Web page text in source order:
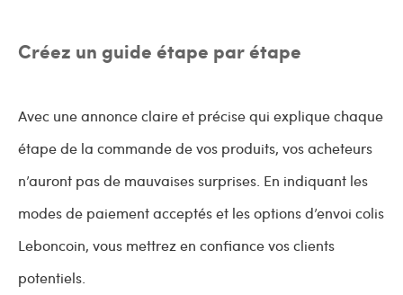
Créez un guide étape par étape
Avec une annonce claire et précise qui explique chaque
étape de la commande de vos produits, vos acheteurs
n’auront pas de mauvaises surprises. En indiquant les
modes de paiement acceptés et les options d’envoi colis
Leboncoin, vous mettrez en confiance vos clients
potentiels.